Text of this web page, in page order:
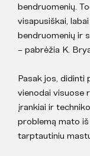
bendruomenių.
visapusiškai,
bendruomenių ir
– pabrėžia K.
Pasak jos, didinti
vienodai visuose
įrankiai ir
problemą mato
tarptautiniu